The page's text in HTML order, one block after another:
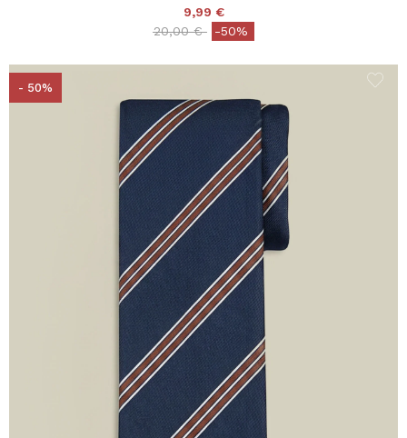
9,99 €
Price reduced from
20,00 €to-50%
- 50%